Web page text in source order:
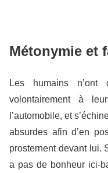
Métonymie et
Les humains n’ont
volontairement à
l’automobile, et
absurdes afin d’en
prosternent devant lui.
a pas de bonheur ici-